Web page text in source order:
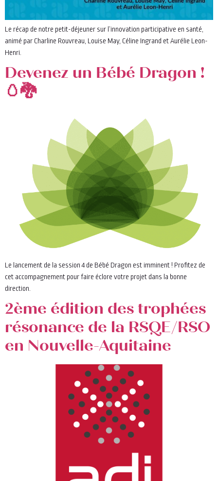
Le récap de notre petit-déjeuner sur l’innovation participative en santé,
animé par Charline Rouvreau, Louise May, Céline Ingrand et Aurélie Leon-
Henri.
Devenez un Bébé Dragon !
🥚🐉
Le lancement de la session 4 de Bébé Dragon est imminent ! Profitez de
cet accompagnement pour faire éclore votre projet dans la bonne
direction.
2ème édition des trophées
résonance de la RSQE/RSO
en Nouvelle-Aquitaine